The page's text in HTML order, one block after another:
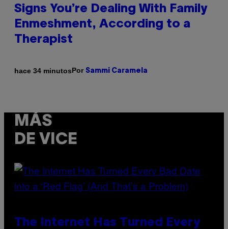
Signs You’re Dealing With Family
Enmeshment, According to a
Therapist
hace 34 minutosPor Sammi Caramela
MÁS
DE VICE
The Internet Has Turned Every